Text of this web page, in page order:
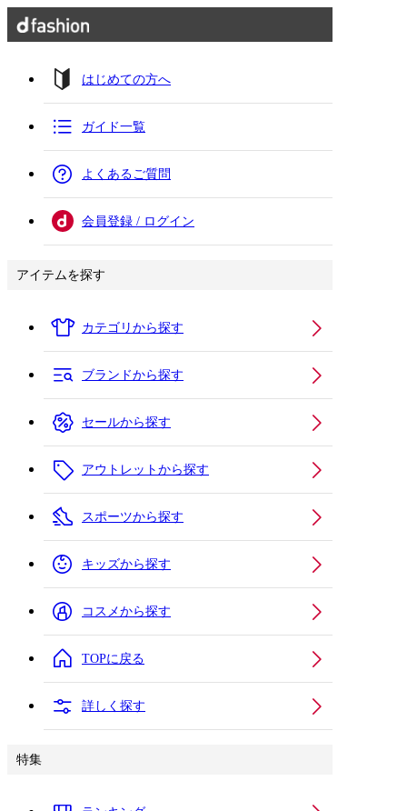
はじめての方へ
ガイド一覧
よくあるご質問
会員登録 / ログイン
アイテムを探す
カテゴリから探す
ブランドから探す
セールから探す
アウトレットから探す
スポーツから探す
キッズから探す
コスメから探す
TOPに戻る
詳しく探す
特集